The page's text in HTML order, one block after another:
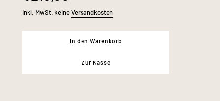
aus Deadstock Material von Maeba
International verarbeitet und trägt das
Zertifikat:
inkl. MwSt. keineVersandkosten
In den Warenkorb
Zur Kasse